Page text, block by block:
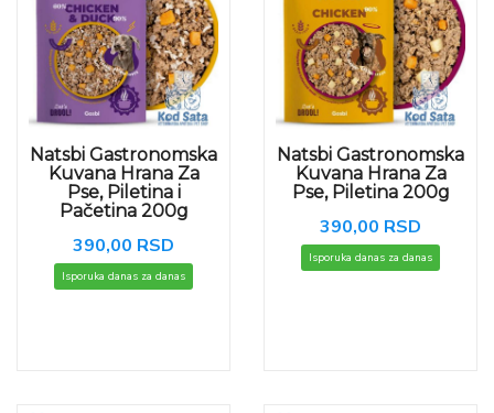
Natsbi Gastronomska
Kuvana Hrana Za
Pse, Piletina i
Pačetina 200g
390,00 RSD
Isporuka danas za danas
Natsbi Gastronomska
Kuvana Hrana Za
Pse, Piletina 200g
390,00 RSD
Isporuka danas za danas